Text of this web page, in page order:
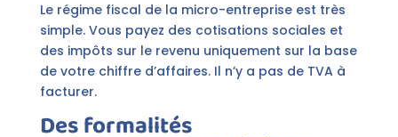
Le régime fiscal de la micro-entreprise est très
simple. Vous payez des cotisations sociales et
des impôts sur le revenu uniquement sur la base
de votre chiffre d’affaires. Il n’y a pas de TVA à
facturer.
Des formalités